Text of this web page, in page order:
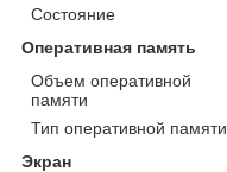
Состояние
Оперативная память
Объем оперативной
памяти
Тип оперативной памяти
Экран